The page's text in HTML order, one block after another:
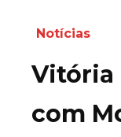
Notícias
Vitória
com